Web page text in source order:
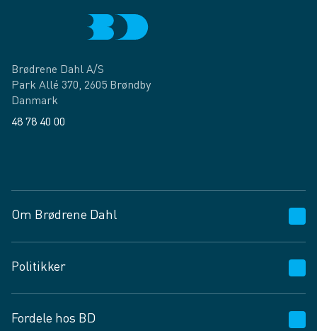
Brødrene Dahl A/S
Park Allé 370, 2605 Brøndby
Danmark
48 78 40 00
Om Brødrene Dahl
Vagttelefon 30 10 89 89
Spørgsmål og svar
Job og karriere
Politikker
Privatlivspolitik
Fordele hos BD